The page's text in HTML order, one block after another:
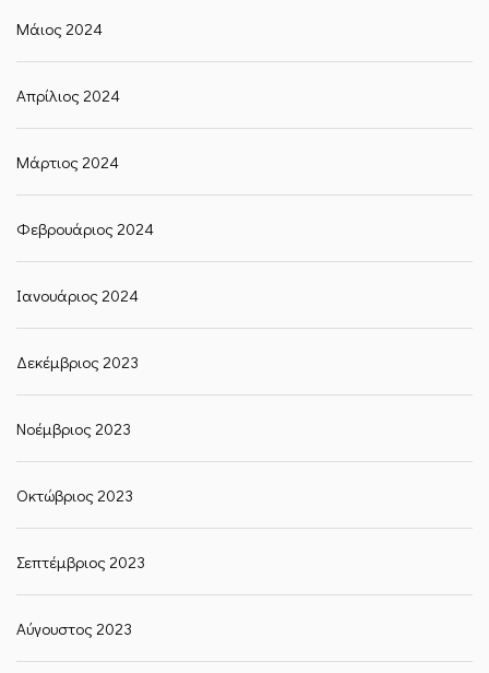
Μάιος 2024
Απρίλιος 2024
Μάρτιος 2024
Φεβρουάριος 2024
Ιανουάριος 2024
Δεκέμβριος 2023
Νοέμβριος 2023
Οκτώβριος 2023
Σεπτέμβριος 2023
Αύγουστος 2023